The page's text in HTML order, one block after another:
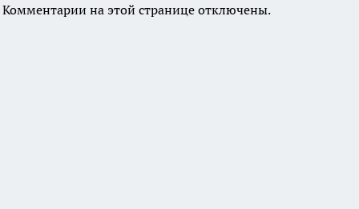
Комментарии на этой странице отключены.